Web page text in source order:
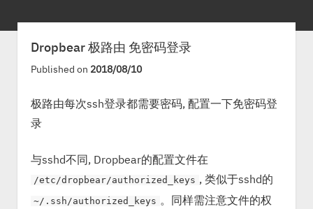
文章
关于
Dropbear 极路由 免密码登录
Published on 2018/08/10
极路由每次ssh登录都需要密码, 配置一下免密码登
录
与sshd不同, Dropbear的配置文件在
/etc/dropbear/authorized_keys , 类似于sshd的
~/.ssh/authorized_keys 。同样需注意文件的权